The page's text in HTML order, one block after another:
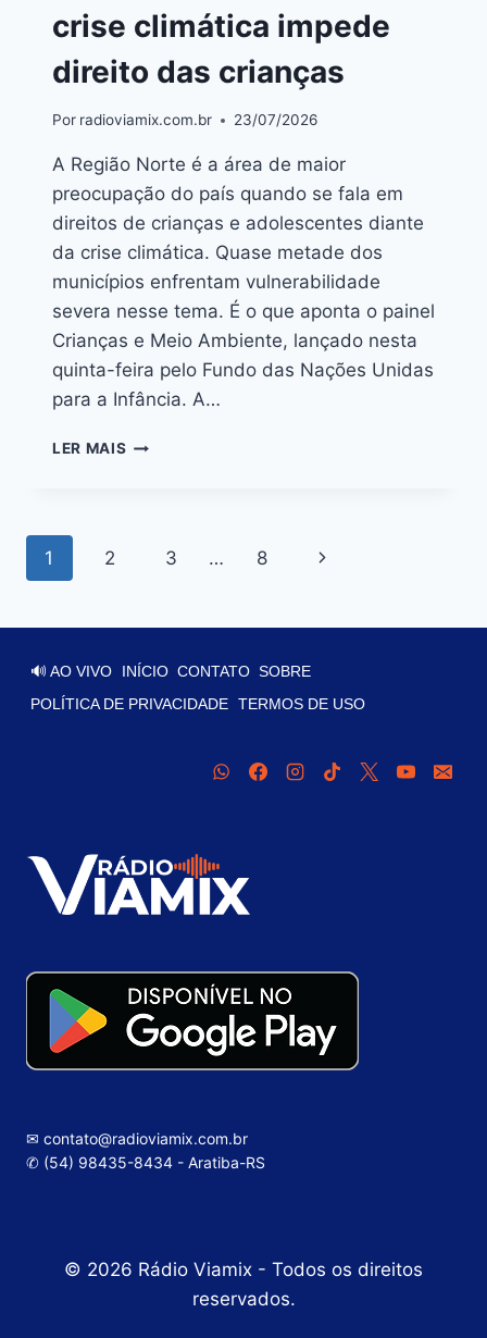
crise climática impede
direito das crianças
Por radioviamix.com.br 23/07/2026
A Região Norte é a área de maior
preocupação do país quando se fala em
direitos de crianças e adolescentes diante
da crise climática. Quase metade dos
municípios enfrentam vulnerabilidade
severa nesse tema. É o que aponta o painel
Crianças e Meio Ambiente, lançado nesta
quinta-feira pelo Fundo das Nações Unidas
para a Infância. A…
LER MAIS
1 2 3 … 8
🔊 AO VIVO INÍCIO CONTATO SOBRE
POLÍTICA DE PRIVACIDADE TERMOS DE USO
✉ contato@radioviamix.com.br
✆ (54) 98435-8434 - Aratiba-RS
© 2026 Rádio Viamix - Todos os direitos
reservados.